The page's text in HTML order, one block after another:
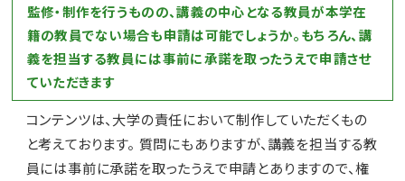
監修・制作を行うものの、講義の中心となる教員が本学在
籍の教員でない場合も申請は可能でしょうか。もちろん、講
義を担当する教員には事前に承諾を取ったうえで申請させ
ていただきます
コンテンツは、大学の責任において制作していただくもの
と考えております。 質問にもありますが、講義を担当する教
員には事前に承諾を取ったうえで申請とありますので、権